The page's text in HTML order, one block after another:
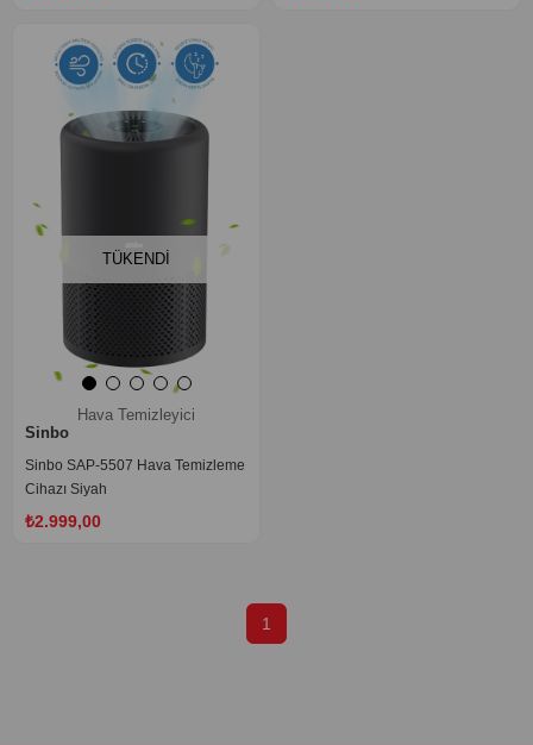
TÜKENDI
Hava Temizleyici
Sinbo
Sinbo SAP-5507 Hava Temizleme
Cihazı Siyah
₺2.999,00
1